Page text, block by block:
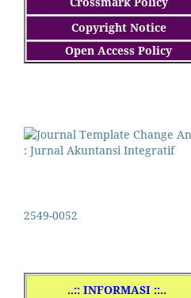
Copyright Notice
Open Access Policy
2549-0052
..:: INFORMASI ::..